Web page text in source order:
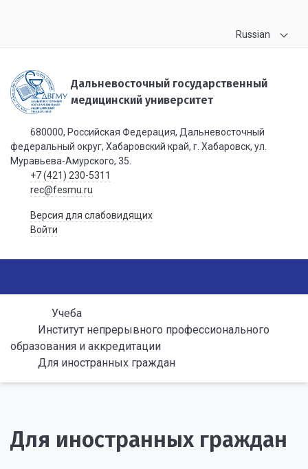
Russian
Дальневосточный государственный
медицинский университет
680000, Российская Федерация, Дальневосточный
федеральный округ, Хабаровский край, г. Хабаровск, ул.
Муравьева-Амурского, 35.
+7 (421) 230-5311
rec@fesmu.ru
Версия для слабовидящих
Войти
Учеба
Институт непрерывного профессионального
образования и аккредитации
Для иностранных граждан
Для иностранных граждан